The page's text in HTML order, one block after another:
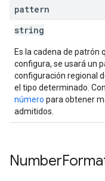
pattern
string
Es la cadena de patrón
configura, se usará un
configuración regional
el tipo determinado.
número para obtener
admitidos.
Number